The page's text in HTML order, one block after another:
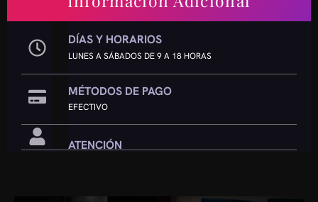
DÍAS Y HORARIOS
LUNES A SÁBADOS DE 9 A 18 HORAS
MÉTODOS DE PAGO
EFECTIVO
ATENCIÓN